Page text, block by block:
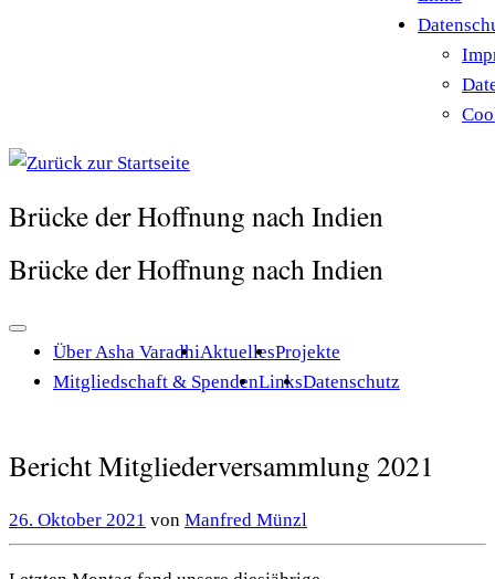
Brücke der Hoffnung nach Indien
Brücke der Hoffnung nach Indien
Über Asha VaradhiAktuellesProjekte
Mitgliedschaft & SpendenLinksDatenschutz
Bericht Mitgliederversammlung 2021
26. Oktober 2021 von Manfred Münzl